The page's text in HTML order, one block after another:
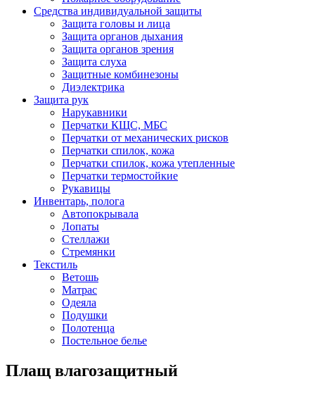
Средства индивидуальной защиты
Защита головы и лица
Защита органов дыхания
Защита органов зрения
Защита слуха
Защитные комбинезоны
Диэлектрика
Защита рук
Нарукавники
Перчатки КЩС, МБС
Перчатки от механических рисков
Перчатки спилок, кожа
Перчатки спилок, кожа утепленные
Перчатки термостойкие
Рукавицы
Инвентарь, полога
Автопокрывала
Лопаты
Стеллажи
Стремянки
Текстиль
Ветошь
Матрас
Одеяла
Подушки
Полотенца
Постельное белье
Плащ влагозащитный